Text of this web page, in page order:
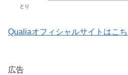
とり
Qualiaオフィシャルサイトはこち
広告